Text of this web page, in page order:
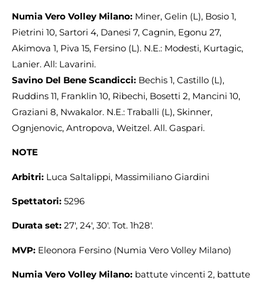
Numia Vero Volley Milano: Miner, Gelin (L), Bosio 1,
Pietrini 10, Sartori 4, Danesi 7, Cagnin, Egonu 27,
Akimova 1, Piva 15, Fersino (L). N.E.: Modesti, Kurtagic,
Lanier. All: Lavarini.
Savino Del Bene Scandicci: Bechis 1, Castillo (L),
Ruddins 11, Franklin 10, Ribechi, Bosetti 2, Mancini 10,
Graziani 8, Nwakalor. N.E.: Traballi (L), Skinner,
Ognjenovic, Antropova, Weitzel. All. Gaspari.
NOTE
Arbitri: Luca Saltalippi, Massimiliano Giardini
Spettatori: 5296
Durata set: 27′, 24′, 30′. Tot. 1h28′.
MVP: Eleonora Fersino (Numia Vero Volley Milano)
Numia Vero Volley Milano: battute vincenti 2, battute